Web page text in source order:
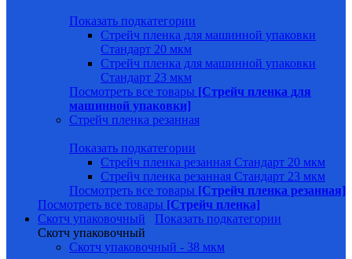
Показать подкатегории
Стрейч пленка для машинной упаковки
Стандарт 20 мкм
Стрейч пленка для машинной упаковки
Стандарт 23 мкм
Посмотреть все товары [Стрейч пленка для
машинной упаковки]
Стрейч пленка резанная
Показать подкатегории
Стрейч пленка резанная Стандарт 20 мкм
Стрейч пленка резанная Стандарт 23 мкм
Посмотреть все товары [Стрейч пленка резанная]
Посмотреть все товары [Стрейч пленка]
Скотч упаковочный
Показать подкатегории
Скотч упаковочный
Скотч упаковочный - 38 мкм